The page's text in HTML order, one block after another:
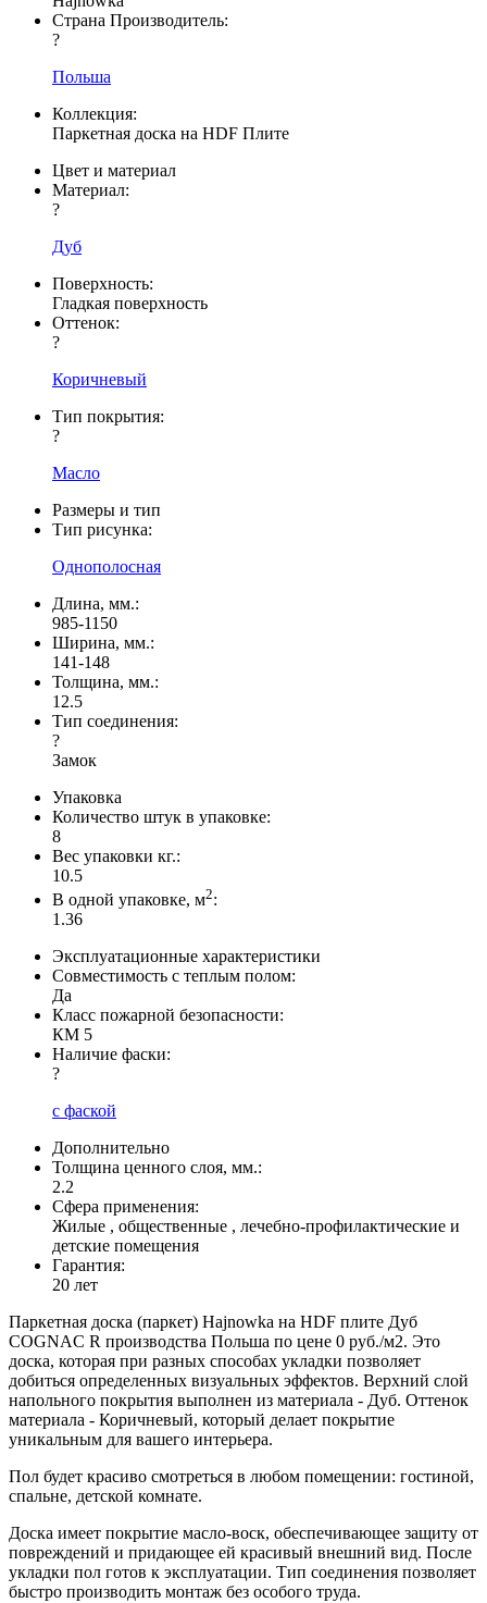
Страна Производитель:
?
Польша
Коллекция:
Паркетная доска на HDF Плите
Цвет и материал
Материал:
?
Дуб
Поверхность:
Гладкая поверхность
Оттенок:
?
Коричневый
Тип покрытия:
?
Масло
Размеры и тип
Тип рисунка:
Однополосная
Длина, мм.:
985-1150
Ширина, мм.:
141-148
Толщина, мм.:
12.5
Тип соединения:
?
Замок
Упаковка
Количество штук в упаковке:
8
Вес упаковки кг.:
10.5
В одной упаковке, м2:
1.36
Эксплуатационные характеристики
Совместимость с теплым полом:
Да
Класс пожарной безопасности:
КМ 5
Наличие фаски:
?
с фаской
Дополнительно
Толщина ценного слоя, мм.:
2.2
Сфера применения:
Жилые , общественные , лечебно-профилактические и
детские помещения
Гарантия:
20 лет
Паркетная доска (паркет) Hajnowka на HDF плите Дуб
COGNAC R производства Польша по цене 0 руб./м2. Это
доска, которая при разных способах укладки позволяет
добиться определенных визуальных эффектов. Верхний слой
напольного покрытия выполнен из материала - Дуб. Оттенок
материала - Коричневый, который делает покрытие
уникальным для вашего интерьера.
Пол будет красиво смотреться в любом помещении: гостиной,
спальне, детской комнате.
Доска имеет покрытие масло-воск, обеспечивающее защиту от
повреждений и придающее ей красивый внешний вид. После
укладки пол готов к эксплуатации. Тип соединения позволяет
быстро производить монтаж без особого труда.